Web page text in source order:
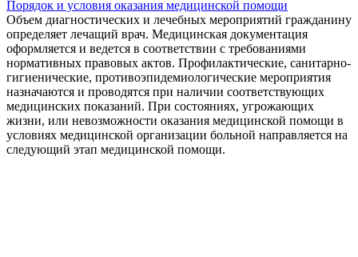
Порядок и условия оказания медицинской помощи
Объем диагностических и лечебных мероприятий гражданину
определяет лечащий врач. Медицинская документация
оформляется и ведется в соответствии с требованиями
нормативных правовых актов. Профилактические, санитарно-
гигиенические, противоэпидемиологические мероприятия
назначаются и проводятся при наличии соответствующих
медицинских показаний. При состояниях, угрожающих
жизни, или невозможности оказания медицинской помощи в
условиях медицинской организации больной направляется на
следующий этап медицинской помощи.